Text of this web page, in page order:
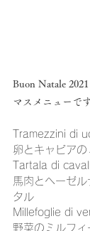
Buon Natale
マスメニューです
Tramezzini di
卵とキャビアの
Tartala di
馬肉とヘーゼ
タル
Millefoglie di
野菜のミルフィ